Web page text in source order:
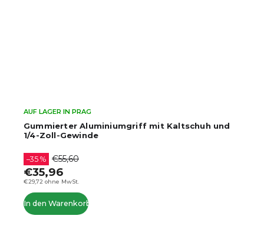
Gummierter Aluminiumgriff mit Kaltschuh und
1/4-Zoll-Gewinde
AUF LAGER IN PRAG
€29,72 ohne MwSt.
–35 % €55,60
€35,96
In den Warenkorb